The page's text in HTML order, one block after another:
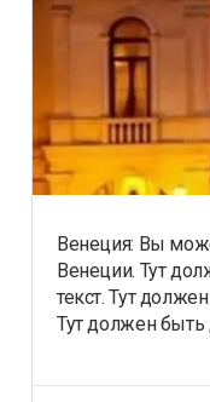
Венеция: Вы
Венеции. Тут
текст. Тут
Тут должен быть